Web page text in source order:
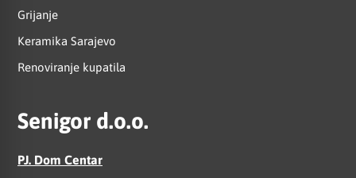
Grijanje
Keramika Sarajevo
Renoviranje kupatila
Senigor d.o.o.
PJ. Dom Centar